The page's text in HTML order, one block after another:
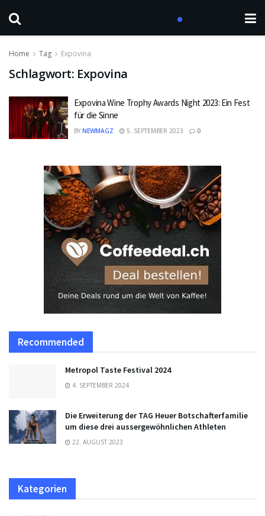
Home Tag Expovina
Schlagwort: Expovina
Expovina Wine Trophy Awards Night 2023: Ein Fest
für die Sinne
BY NEWMAGZ 5. SEPTEMBER 2023 0
Recommended
Metropol Taste Festival 2024
4. SEPTEMBER 2024
Die Erweiterung der TAG Heuer Botschafterfamilie
um diese drei aussergewöhnlichen Athleten
22. AUGUST 2023
Kategorien